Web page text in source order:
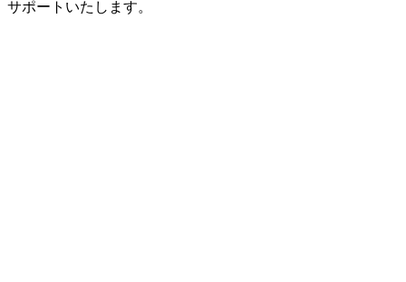
サポートいたします。